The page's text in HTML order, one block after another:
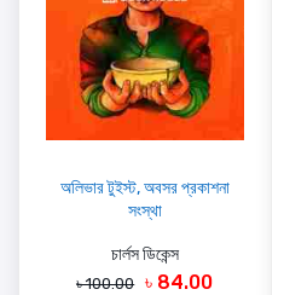
অলিভার টুইস্ট, অবসর প্রকাশনা
সংস্থা
চার্লস ডিকেন্স
৳ 100.00 ৳ 84.00